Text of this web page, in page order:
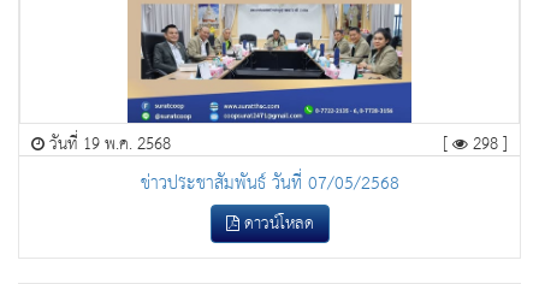
วันที่ 19 พ.ค. 2568 [ 298 ]
ข่าวประชาสัมพันธ์ วันที่ 07/05/2568
ดาวน์โหลด